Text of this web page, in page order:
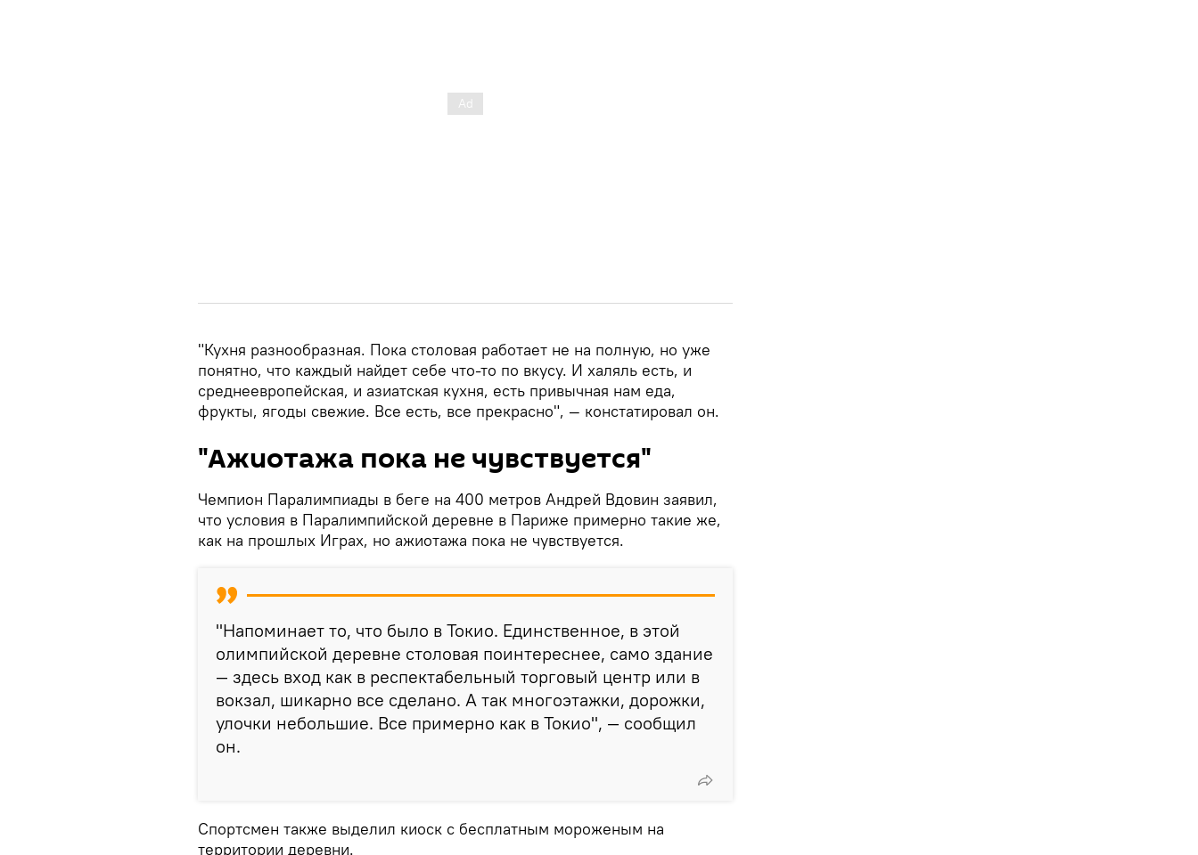
"Кухня разнообразная. Пока столовая работает не на полную, но уже
понятно, что каждый найдет себе что‑то по вкусу. И халяль есть, и
среднеевропейская, и азиатская кухня, есть привычная нам еда,
фрукты, ягоды свежие. Все есть, все прекрасно", — констатировал он.
"Ажиотажа пока не чувствуется"
Чемпион Паралимпиады в беге на 400 метров Андрей Вдовин заявил,
что условия в Паралимпийской деревне в Париже примерно такие же,
как на прошлых Играх, но ажиотажа пока не чувствуется.
"Напоминает то, что было в Токио. Единственное, в этой
олимпийской деревне столовая поинтереснее, само здание
— здесь вход как в респектабельный торговый центр или в
вокзал, шикарно все сделано. А так многоэтажки, дорожки,
улочки небольшие. Все примерно как в Токио", — сообщил
он.
Спортсмен также выделил киоск с бесплатным мороженым на
территории деревни.